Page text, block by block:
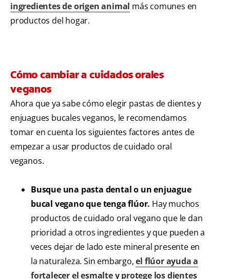
ingredientes de origen animal más comunes en
productos del hogar.
Cómo cambiar a cuidados orales
veganos
Ahora que ya sabe cómo elegir pastas de dientes y
enjuagues bucales veganos, le recomendamos
tomar en cuenta los siguientes factores antes de
empezar a usar productos de cuidado oral
veganos.
Busque una pasta dental o un enjuague
bucal vegano que tenga flúor. Hay muchos
productos de cuidado oral vegano que le dan
prioridad a otros ingredientes y que pueden a
veces dejar de lado este mineral presente en
la naturaleza. Sin embargo,el flúor ayuda a
fortalecer el esmalte y protege los dientes